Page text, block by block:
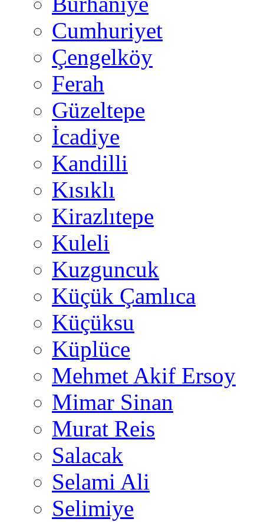
Cumhuriyet
Çengelköy
Ferah
Güzeltepe
İcadiye
Kandilli
Kısıklı
Kirazlıtepe
Kuleli
Kuzguncuk
Küçük Çamlıca
Küçüksu
Küplüce
Mehmet Akif Ersoy
Mimar Sinan
Murat Reis
Salacak
Selami Ali
Selimiye